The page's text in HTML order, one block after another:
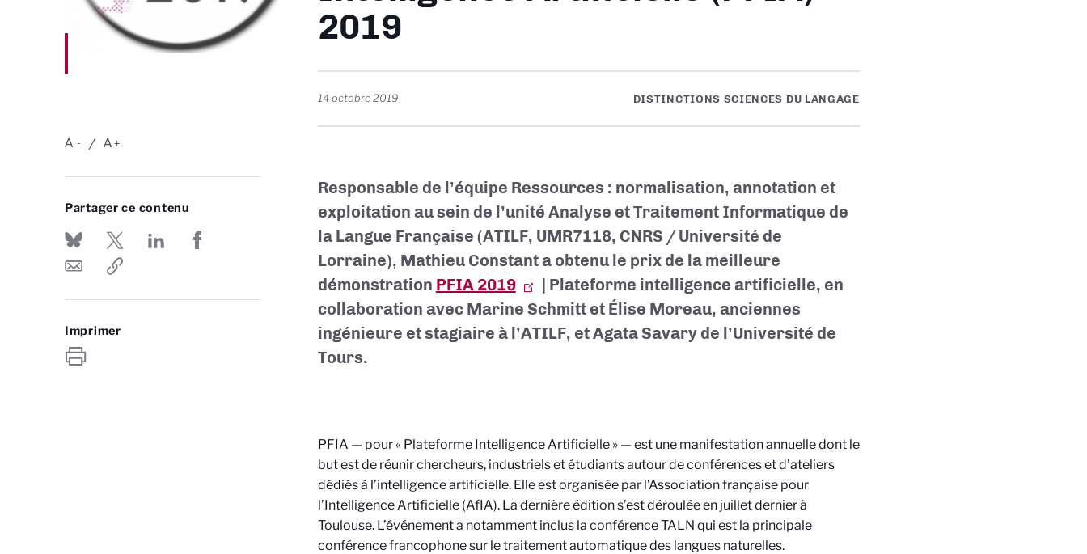
-
A +
A
Partager ce contenu
Imprimer
2019
14 octobre 2019 DISTINCTIONS SCIENCES DU LANGAGE
Responsable de l’équipe Ressources : normalisation, annotation et
exploitation au sein de l’unité Analyse et Traitement Informatique de
la Langue Française (ATILF, UMR7118, CNRS / Université de
Lorraine), Mathieu Constant a obtenu le prix de la meilleure
démonstration PFIA 2019
| Plateforme intelligence artificielle, en
collaboration avec Marine Schmitt et Élise Moreau, anciennes
ingénieure et stagiaire à l’ATILF, et Agata Savary de l’Université de
Tours.
PFIA — pour « Plateforme Intelligence Artificielle » — est une manifestation annuelle dont le
but est de réunir chercheurs, industriels et étudiants autour de conférences et d’ateliers
dédiés à l’intelligence artificielle. Elle est organisée par l’Association française pour
l’Intelligence Artificielle (AfIA). La dernière édition s’est déroulée en juillet dernier à
Toulouse. L’événement a notamment inclus la conférence TALN qui est la principale
conférence francophone sur le traitement automatique des langues naturelles.